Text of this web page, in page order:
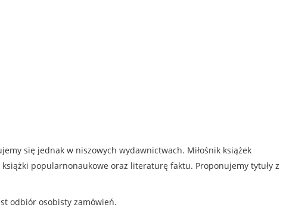
się jednak w niszowych wydawnictwach. Miłośnik książek
popularnonaukowe oraz literaturę faktu. Proponujemy tytuły z
odbiór osobisty zamówień.